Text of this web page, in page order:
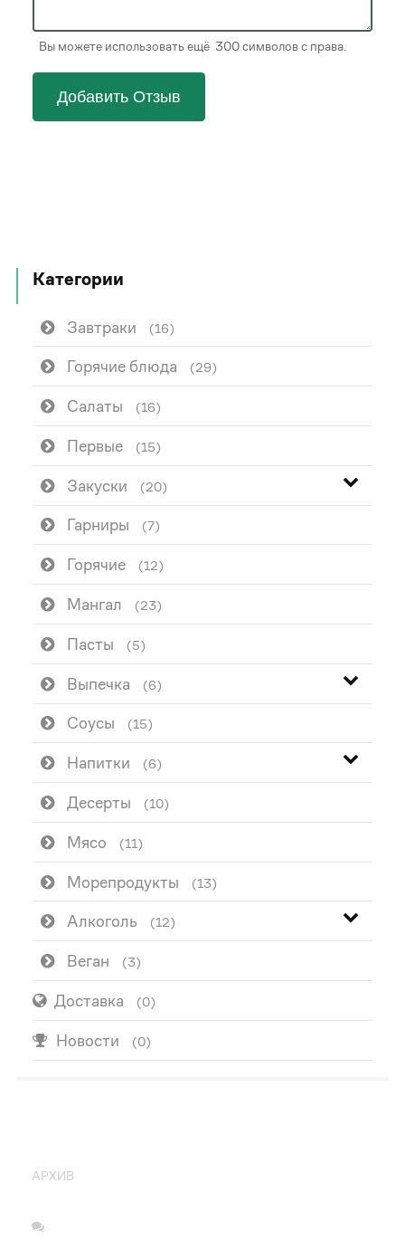
Вы можете использовать ещё 300 символов с права.
Добавить Отзыв
Категории
Завтраки (16)
Горячие блюда (29)
Салаты (16)
Первые (15)
Закуски (20)
Гарниры (7)
Горячие (12)
Мангал (23)
Пасты (5)
Выпечка (6)
Соусы (15)
Напитки (6)
Десерты (10)
Мясо (11)
Морепродукты (13)
Алкоголь (12)
Веган (3)
Доставка (0)
Новости (0)
АРХИВ